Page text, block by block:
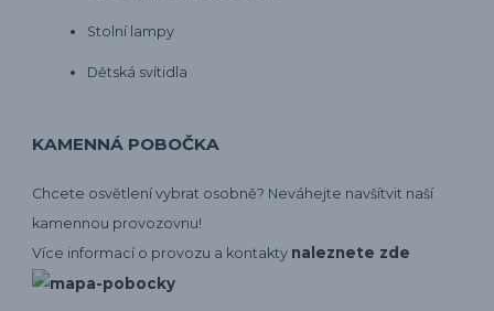
Stolní lampy
Dětská svítidla
KAMENNÁ POBOČKA
Chcete osvětlení vybrat osobně? Neváhejte navšítvit naší
kamennou provozovnu!
Více informací o provozu a kontakty naleznete zde